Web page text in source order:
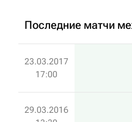
Последние матчи
23.03.2017
17:00
29.03.2016